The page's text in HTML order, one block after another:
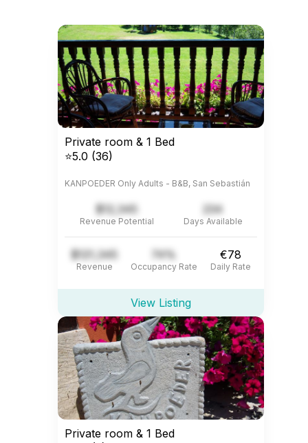
Private room & 1 Bed
⭐5.0 (36)
KANPOEDER Only Adults - B&B, San Sebastián
$12,345
Revenue Potential
234
Days Available
$121,345
Revenue
74%
Occupancy Rate
€78
Daily Rate
View Listing
Private room & 1 Bed